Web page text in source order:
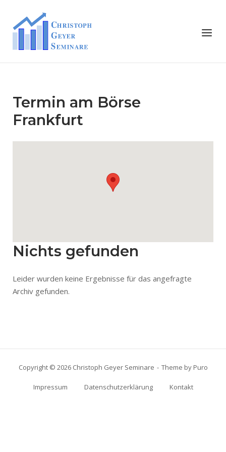
content
Home
Menu
Termin am Börse
Frankfurt
Nichts gefunden
Leider wurden keine Ergebnisse für das angefragte
Archiv gefunden.
Copyright © 2026 Christoph Geyer Seminare Theme by Puro
Impressum Datenschutzerklärung Kontakt